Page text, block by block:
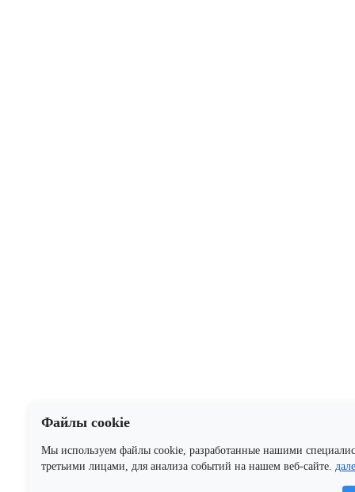
Файлы cookie
Мы используем файлы cookie, разработанные нашими
третьими лицами, для анализа событий на нашем веб-сайте.